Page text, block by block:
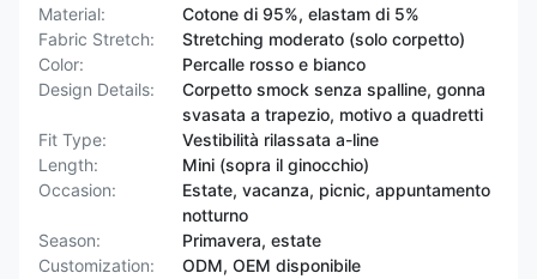
Material:
Cotone di 95%, elastam di 5%
Fabric Stretch:
Stretching moderato (solo corpetto)
Color:
Percalle rosso e bianco
Design Details:
Corpetto smock senza spalline, gonna
svasata a trapezio, motivo a quadretti
Fit Type:
Vestibilità rilassata a-line
Length:
Mini (sopra il ginocchio)
Occasion:
Estate, vacanza, picnic, appuntamento
notturno
Season:
Primavera, estate
Customization:
ODM, OEM disponibile